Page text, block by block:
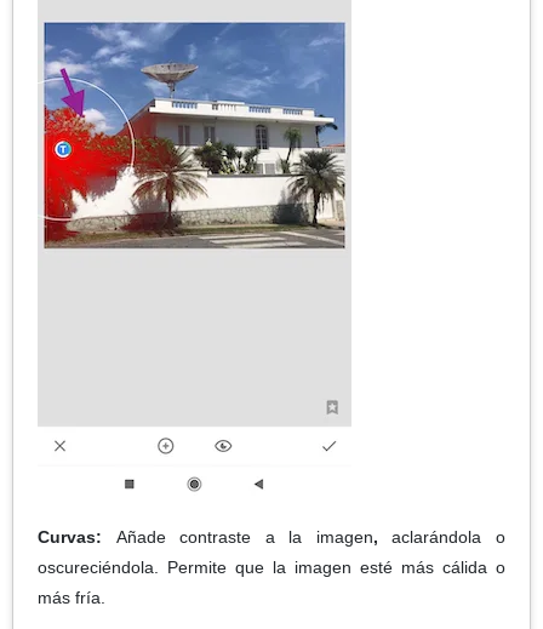
Curvas: Añade contraste a la imagen,aclarándola o
oscureciéndola. Permite que la imagen esté más cálida o
más fría.